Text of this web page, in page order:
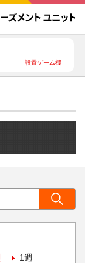
設置ゲーム機
1週